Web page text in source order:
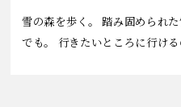
雪の森を歩く。 踏み固められた
でも。
行きたいところに行ける